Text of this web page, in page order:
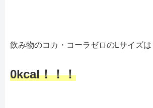
飲み物のコカ・コーラゼロのLサイズは
0kcal！！！